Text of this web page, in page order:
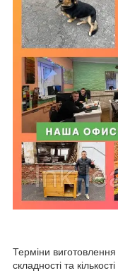
Терміни
складності та